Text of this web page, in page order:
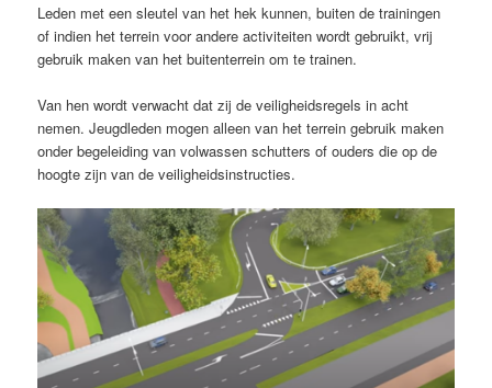
Leden met een sleutel van het hek kunnen, buiten de trainingen
of indien het terrein voor andere activiteiten wordt gebruikt, vrij
gebruik maken van het buitenterrein om te trainen.
Van hen wordt verwacht dat zij de veiligheidsregels in acht
nemen. Jeugdleden mogen alleen van het terrein gebruik maken
onder begeleiding van volwassen schutters of ouders die op de
hoogte zijn van de veiligheidsinstructies.